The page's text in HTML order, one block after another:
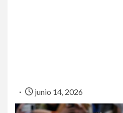
junio 14, 2026